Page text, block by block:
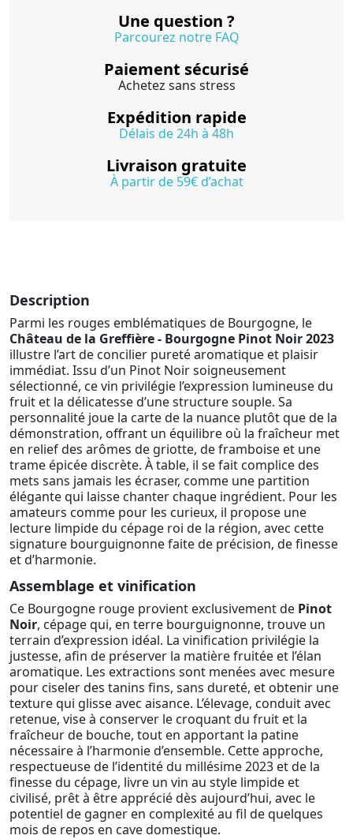
Une question ?
Parcourez notre FAQ
Paiement sécurisé
Achetez sans stress
Expédition rapide
Délais de 24h à 48h
Livraison gratuite
À partir de 59€ d’achat
Description
Parmi les rouges emblématiques de Bourgogne, le
Château de la Greffière - Bourgogne Pinot Noir 2023
illustre l’art de concilier pureté aromatique et plaisir
immédiat. Issu d’un Pinot Noir soigneusement
sélectionné, ce vin privilégie l’expression lumineuse du
fruit et la délicatesse d’une structure souple. Sa
personnalité joue la carte de la nuance plutôt que de la
démonstration, offrant un équilibre où la fraîcheur met
en relief des arômes de griotte, de framboise et une
trame épicée discrète. À table, il se fait complice des
mets sans jamais les écraser, comme une partition
élégante qui laisse chanter chaque ingrédient. Pour les
amateurs comme pour les curieux, il propose une
lecture limpide du cépage roi de la région, avec cette
signature bourguignonne faite de précision, de finesse
et d’harmonie.
Assemblage et vinification
Ce Bourgogne rouge provient exclusivement de Pinot
Noir, cépage qui, en terre bourguignonne, trouve un
terrain d’expression idéal. La vinification privilégie la
justesse, afin de préserver la matière fruitée et l’élan
aromatique. Les extractions sont menées avec mesure
pour ciseler des tanins fins, sans dureté, et obtenir une
texture qui glisse avec aisance. L’élevage, conduit avec
retenue, vise à conserver le croquant du fruit et la
fraîcheur de bouche, tout en apportant la patine
nécessaire à l’harmonie d’ensemble. Cette approche,
respectueuse de l’identité du millésime 2023 et de la
finesse du cépage, livre un vin au style limpide et
civilisé, prêt à être apprécié dès aujourd’hui, avec le
potentiel de gagner en complexité au fil de quelques
mois de repos en cave domestique.